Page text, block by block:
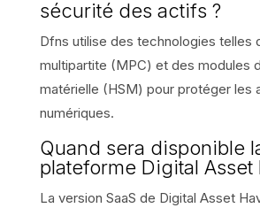
sécurité des actifs ?
Dfns utilise des technologies telles
multipartite (MPC) et des modules
matérielle (HSM) pour protéger les
numériques.
Quand sera disponible
plateforme Digital Asset
La version SaaS de Digital Asset